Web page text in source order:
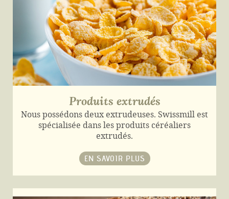
Produits extrudés
Nous possédons deux extrudeuses. Swissmill est
spécialisée dans les produits céréaliers
extrudés.
EN SAVOIR PLUS